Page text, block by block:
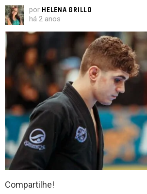
por HELENA GRILLO
há 2 anos
Compartilhe!